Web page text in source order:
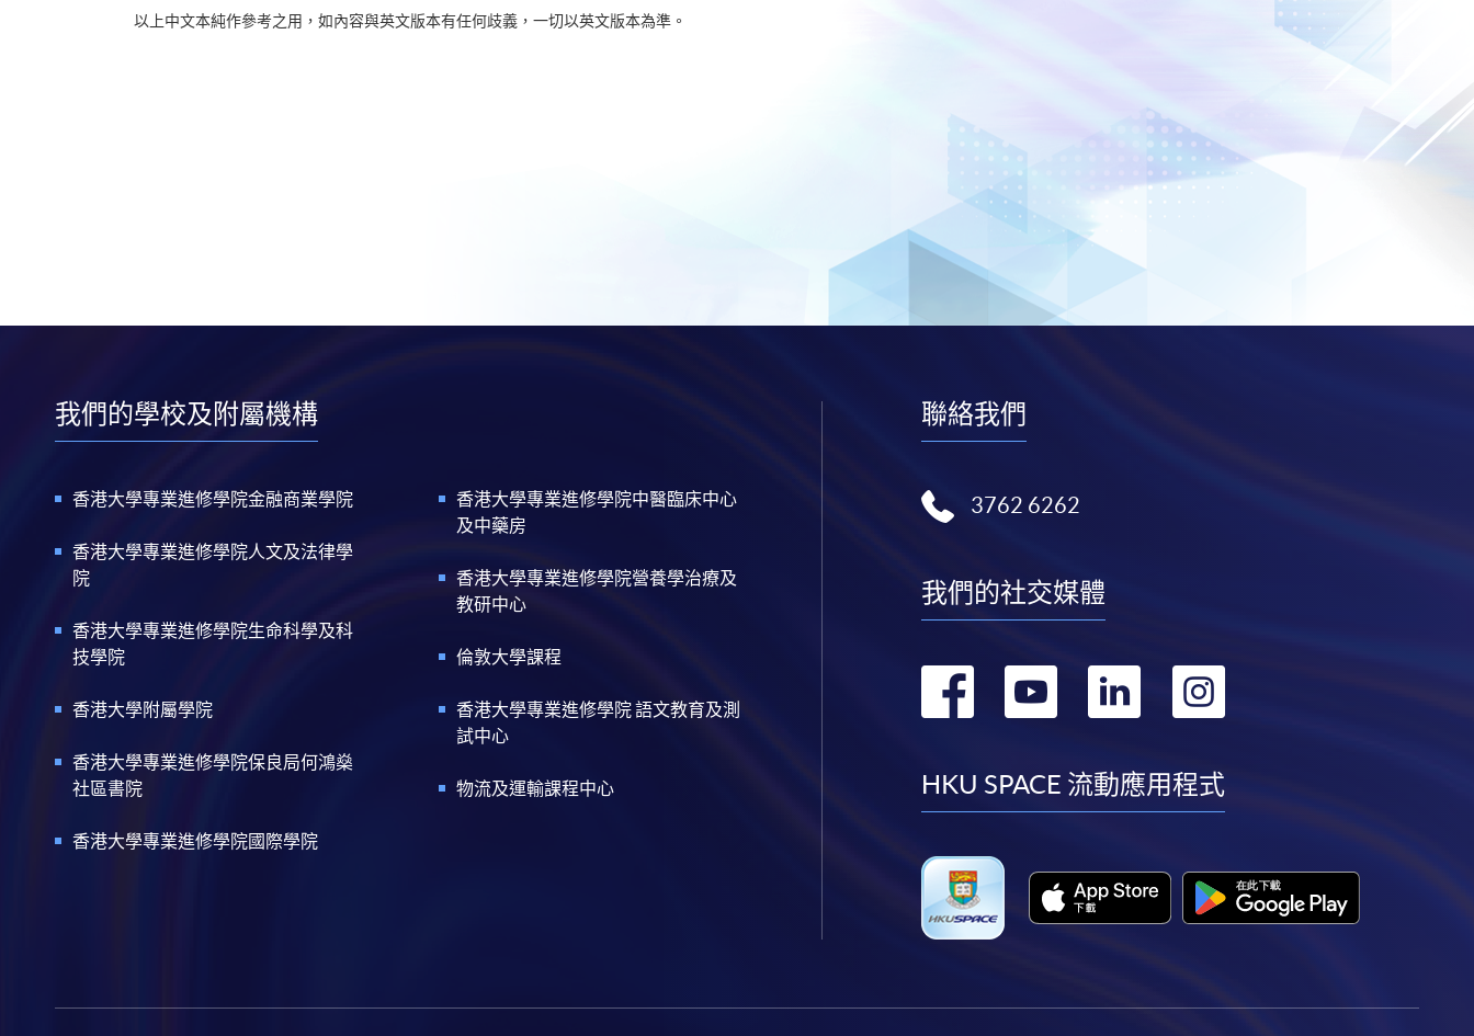
以上中文本純作參考之用，如內容與英文版本有任何歧義，一切以英文版本為準。
我們的學校及附屬機構
香港大學專業進修學院金融商業學院
香港大學專業進修學院人文及法律學
院
香港大學專業進修學院生命科學及科
技學院
香港大學附屬學院
香港大學專業進修學院保良局何鴻燊
社區書院
香港大學專業進修學院國際學院
香港大學專業進修學院中醫臨床中心
及中藥房
香港大學專業進修學院營養學治療及
教研中心
倫敦大學課程
香港大學專業進修學院 語文教育及測
試中心
物流及運輸課程中心
聯絡我們
3762 6262
我們的社交媒體
轉
facebook
轉
youtube
轉
linkedininstagram
HKU SPACE 流動應用程式